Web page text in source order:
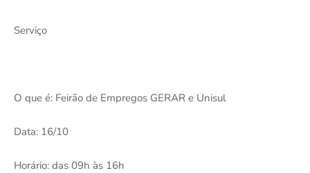
Serviço
O que é: Feirão de Empregos GERAR e Unisul
Data: 16/10
Horário: das 09h às 16h